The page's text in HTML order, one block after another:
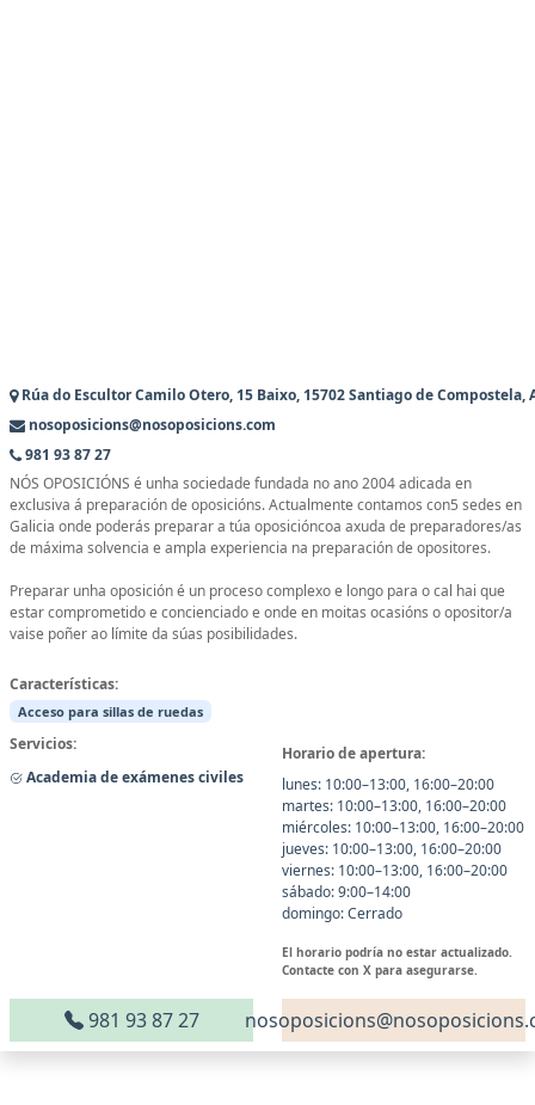
Rúa do Escultor Camilo Otero, 15 Baixo, 15702 Santiago de Compostela,
nosoposicions@nosoposicions.com
981 93 87 27
NÓS OPOSICIÓNS é unha sociedade fundada no ano 2004 adicada en
exclusiva á preparación de oposicións. Actualmente contamos con5 sedes en
Galicia onde poderás preparar a túa oposicióncoa axuda de preparadores/as
de máxima solvencia e ampla experiencia na preparación de opositores.
Preparar unha oposición é un proceso complexo e longo para o cal hai que
estar comprometido e concienciado e onde en moitas ocasións o opositor/a
vaise poñer ao límite da súas posibilidades.
Características:
Acceso para sillas de ruedas
Servicios:
Academia de exámenes civiles
Horario de apertura:
lunes: 10:00–13:00, 16:00–20:00
martes: 10:00–13:00, 16:00–20:00
miércoles: 10:00–13:00, 16:00–20:00
jueves: 10:00–13:00, 16:00–20:00
viernes: 10:00–13:00, 16:00–20:00
sábado: 9:00–14:00
domingo: Cerrado
El horario podría no estar actualizado.
Contacte con X para asegurarse.
981 93 87 27